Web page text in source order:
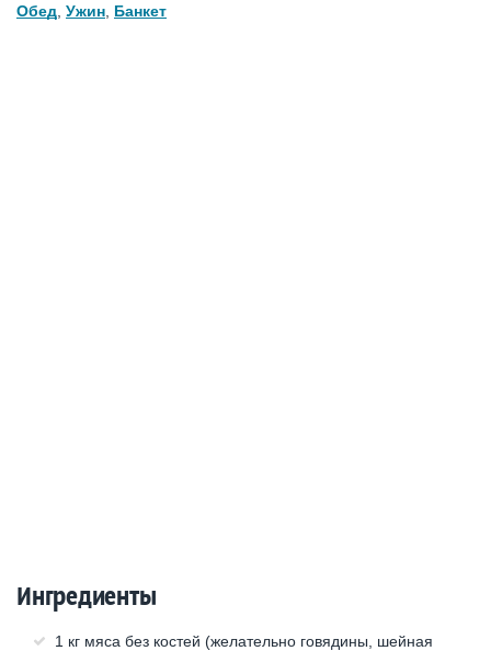
Обед Ужин Банкет
Ингредиенты
1 кг мяса без костей (желательно говядины, шейная